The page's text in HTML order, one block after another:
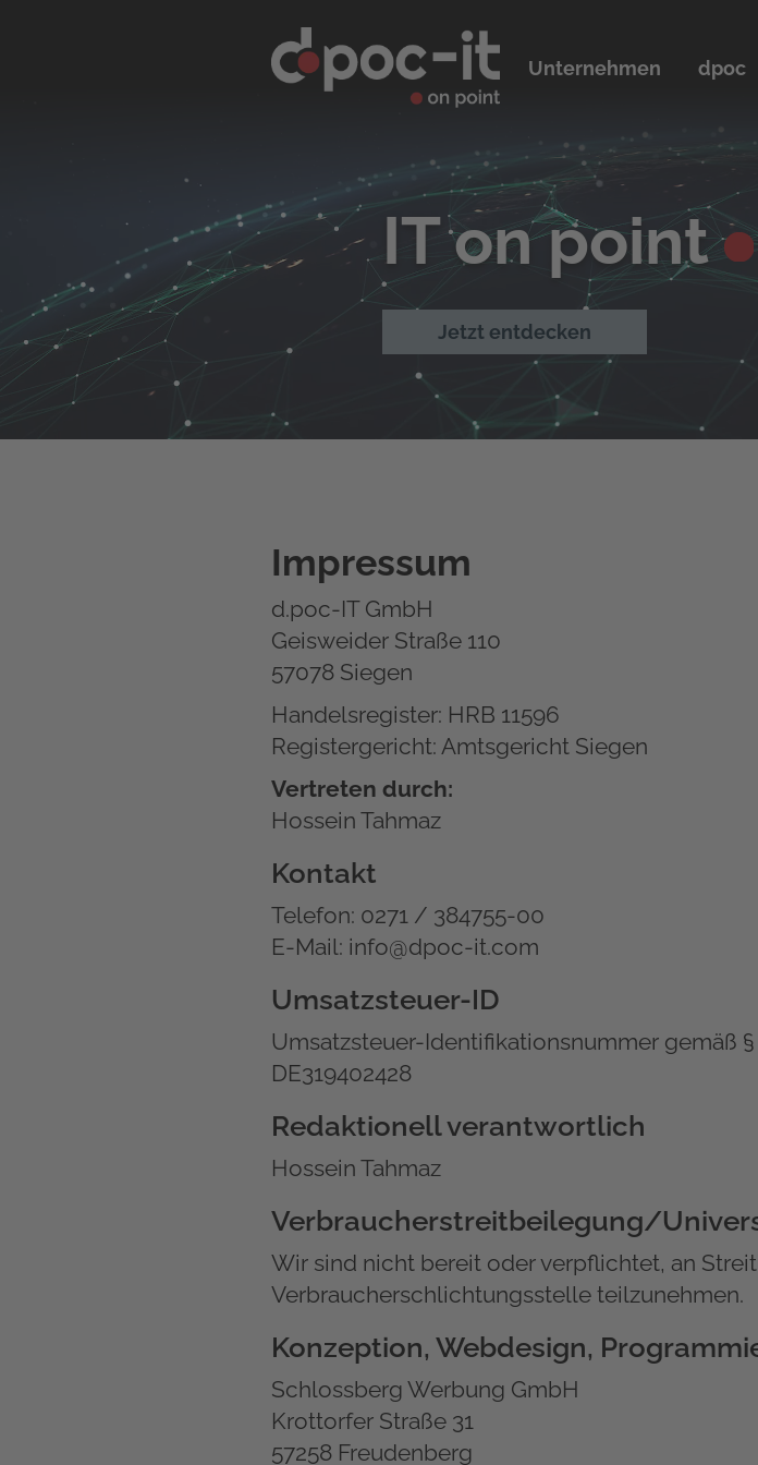
Unternehmen dpoc
IT on point
Jetzt entdecken
Impressum
d.poc-IT GmbH
Geisweider Straße 110
57078 Siegen
Handelsregister: HRB 11596
Registergericht: Amtsgericht Siegen
Vertreten durch:
Hossein Tahmaz
Kontakt
Telefon: 0271 / 384755-00
E-Mail: info@dpoc-it.com
Umsatzsteuer-ID
Umsatzsteuer-Identifikationsnummer gemäß
DE319402428
Redaktionell verantwortlich
Hossein Tahmaz
Verbraucher­streit­beilegung/
Wir sind nicht bereit oder verpflichtet, an
Verbraucherschlichtungsstelle teilzunehmen.
Konzeption, Webdesign,
Schlossberg Werbung GmbH
Krottorfer Straße 31
57258 Freudenberg